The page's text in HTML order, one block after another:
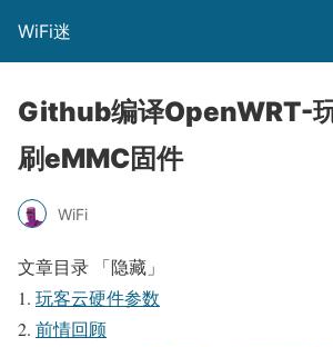
WiFi迷
Github编译OpenWRT-
刷eMMC固件
WiFi
文章目录
「隐藏」
玩客云硬件参数
前情回顾